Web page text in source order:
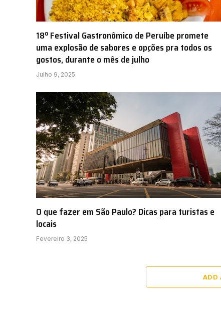
18º Festival Gastronômico de Peruíbe promete
uma explosão de sabores e opções pra todos os
gostos, durante o mês de julho
Julho 9, 2025
O que fazer em São Paulo? Dicas para turistas e
locais
Fevereiro 3, 2025
ADD